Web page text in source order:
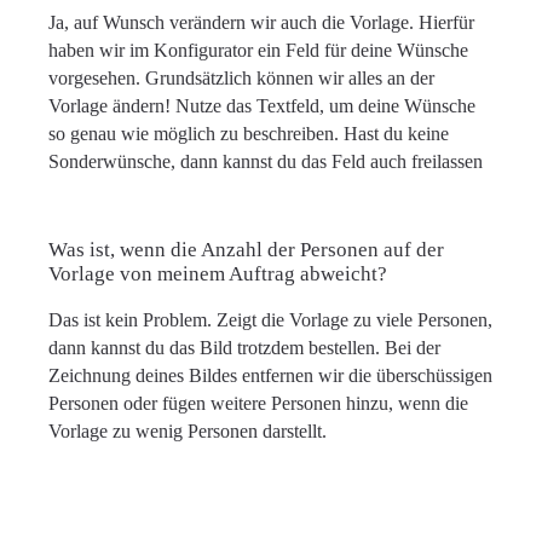
Ja, auf Wunsch verändern wir auch die Vorlage. Hierfür
haben wir im Konfigurator ein Feld für deine Wünsche
vorgesehen. Grundsätzlich können wir alles an der
Vorlage ändern! Nutze das Textfeld, um deine Wünsche
so genau wie möglich zu beschreiben. Hast du keine
Sonderwünsche, dann kannst du das Feld auch freilassen
Was ist, wenn die Anzahl der Personen auf der
Vorlage von meinem Auftrag abweicht?
Das ist kein Problem. Zeigt die Vorlage zu viele Personen,
dann kannst du das Bild trotzdem bestellen. Bei der
Zeichnung deines Bildes entfernen wir die überschüssigen
Personen oder fügen weitere Personen hinzu, wenn die
Vorlage zu wenig Personen darstellt.